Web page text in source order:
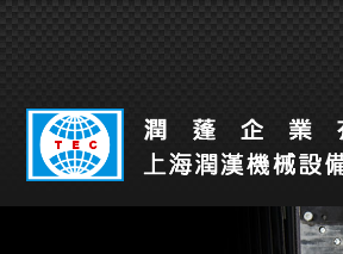
產品介紹